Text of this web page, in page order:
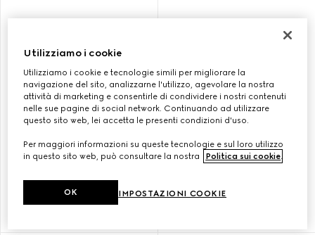
THE ALCHEMIST'S GARDEN,
DE PARFUM
THE ALCHEMIST'S GARDEN,
Utilizziamo i cookie
Utilizziamo i cookie e tecnologie simili per migliorare la
navigazione del sito, analizzarne l'utilizzo, agevolare la nostra
attività di marketing e consentirle di condividere i nostri contenuti
nelle sue pagine di social network. Continuando ad utilizzare
questo sito web, lei accetta le presenti condizioni d'uso.
Per maggiori informazioni su queste tecnologie e sul loro utilizzo
in questo sito web, può consultare la nostra
Politica sui cookie
IMPOSTAZIONI COOKIE
OK